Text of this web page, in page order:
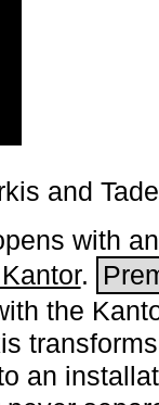
and
with
.
the
an